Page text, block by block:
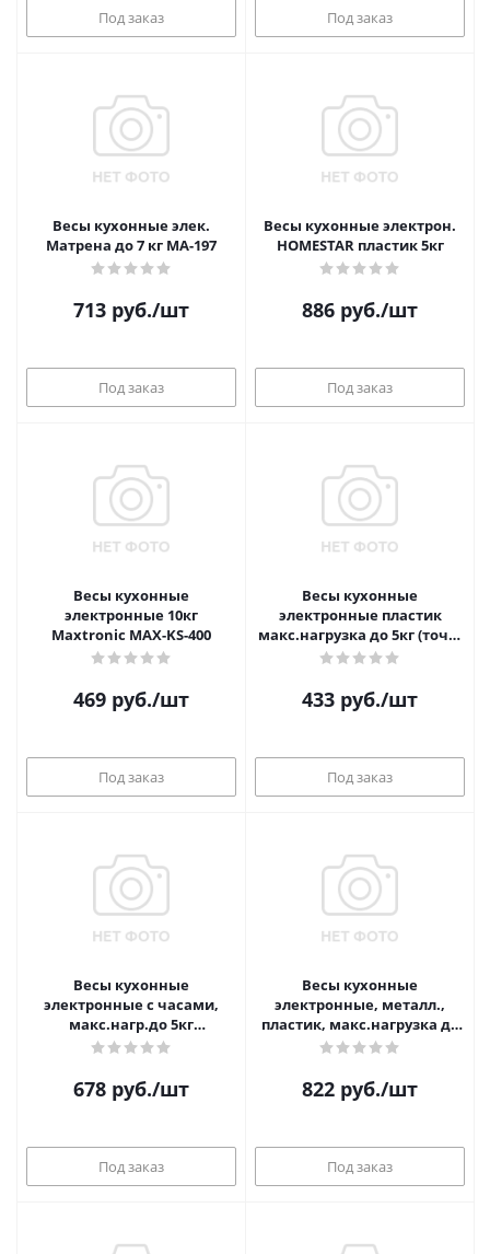
Под заказ Под заказ
Весы кухонные элек.
Матрена до 7 кг МА-197
713 руб./шт
Под заказ
Весы кухонные электрон.
HOMESTAR пластик 5кг
886 руб./шт
Под заказ
Весы кухонные
электронные 10кг
Maxtronic MAX-KS-400
469 руб./шт
Под заказ
Весы кухонные
электронные пластик
макс.нагрузка до 5кг (точн.
измер. 1 гр.) LEBEN
433 руб./шт
Под заказ
Весы кухонные
электронные с часами,
макс.нагр.до 5кг
(точн.измер. 1 гр), пластик,
678 руб./шт
Под заказ
Весы кухонные
электронные, металл.,
пластик, макс.нагрузка до
5кг, (точн. измер 1 гр.)
822 руб./шт
Под заказ